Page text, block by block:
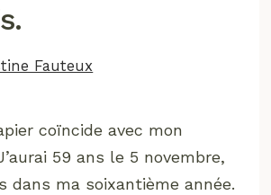
Fauteux
coïncide avec mon
59 ans le 5 novembre,
dans ma soixantième année.